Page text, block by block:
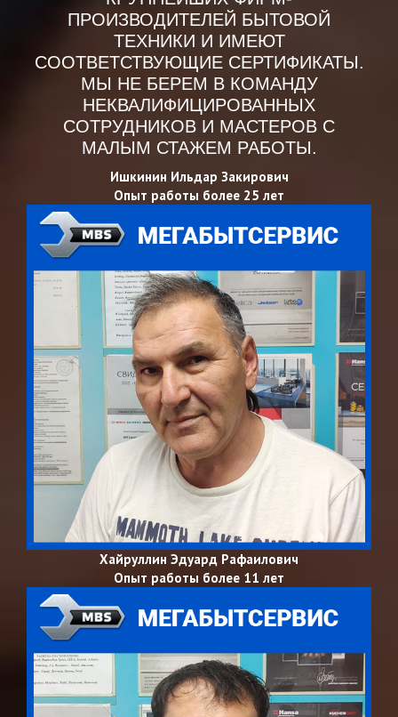
ПРОИЗВОДИТЕЛЕЙ БЫТОВОЙ
ТЕХНИКИ И ИМЕЮТ
СООТВЕТСТВУЮЩИЕ СЕРТИФИКАТЫ.
МЫ НЕ БЕРЕМ В КОМАНДУ
НЕКВАЛИФИЦИРОВАННЫХ
СОТРУДНИКОВ И МАСТЕРОВ С
МАЛЫМ СТАЖЕМ РАБОТЫ.
Ишкинин Ильдар Закирович
Опыт работы более 25 лет
Хайруллин Эдуард Рафаилович
Опыт работы более 11 лет